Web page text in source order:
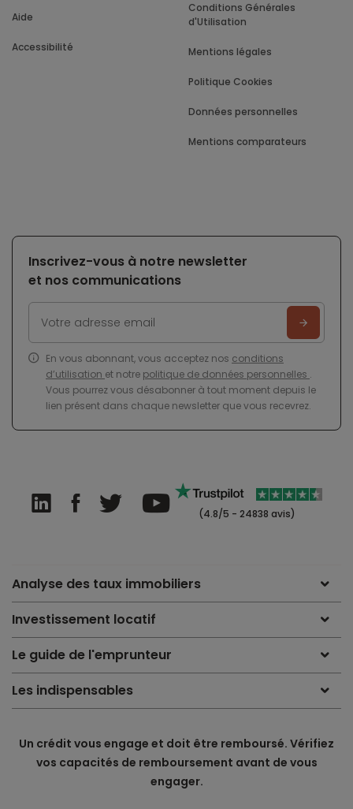
Aide
Accessibilité
Conditions Générales
d'Utilisation
Mentions légales
Politique Cookies
Données personnelles
Mentions comparateurs
Inscrivez-vous à notre newsletter
et nos communications
En vous abonnant, vous acceptez nos conditions
d’utilisation et notre politique de données personnelles .
Vous pourrez vous désabonner à tout moment depuis le
lien présent dans chaque newsletter que vous recevrez.
(4.8/5 - 24838 avis)
Analyse des taux immobiliers
Investissement locatif
Le guide de l'emprunteur
Les indispensables
Un crédit vous engage et doit être remboursé. Vérifiez
vos capacités de remboursement avant de vous
engager.